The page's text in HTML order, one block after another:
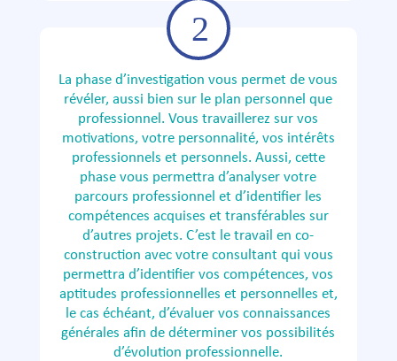
La phase d’investigation vous permet de vous
révéler, aussi bien sur le plan personnel que
professionnel. Vous travaillerez sur vos
motivations, votre personnalité, vos intérêts
professionnels et personnels. Aussi, cette
phase vous permettra d’analyser votre
parcours professionnel et d’identifier les
compétences acquises et transférables sur
d’autres projets. C’est le travail en co-
construction avec votre consultant qui vous
permettra d’identifier vos compétences, vos
aptitudes professionnelles et personnelles et,
le cas échéant, d’évaluer vos connaissances
générales afin de déterminer vos possibilités
d’évolution professionnelle.